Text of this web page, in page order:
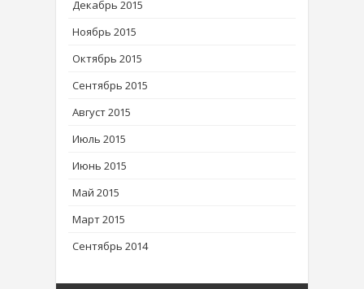
Декабрь 2015
Ноябрь 2015
Октябрь 2015
Сентябрь 2015
Август 2015
Июль 2015
Июнь 2015
Май 2015
Март 2015
Сентябрь 2014